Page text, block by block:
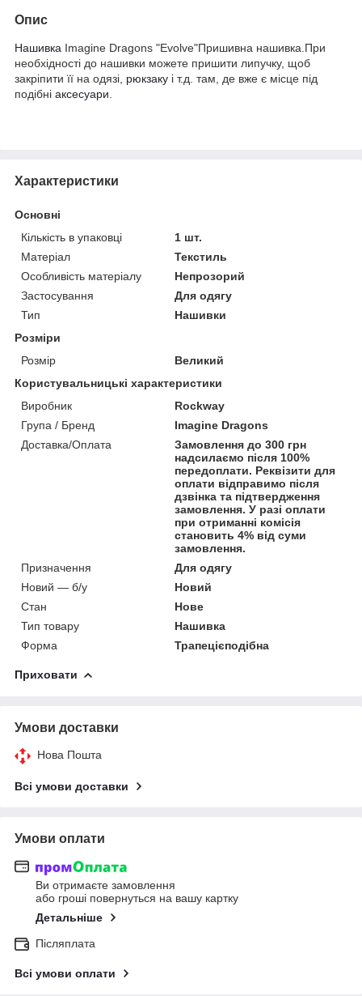
Опис
Нашивка Imagine Dragons "Evolve"Пришивна нашивка.При
необхідності до нашивки можете пришити липучку, щоб
закріпити її на одязі, рюкзаку і т.д. там, де вже є місце під
подібні аксесуари
Характеристики
Основні
Кількість в упаковці
1 шт.
Матеріал
Текстиль
Особливість матеріалу
Непрозорий
Застосування
Для одягу
Тип
Нашивки
Розміри
Розмір
Великий
Користувальницькі характеристики
Виробник
Rockway
Група / Бренд
Imagine Dragons
Доставка/Оплата
Замовлення до 300 грн
надсилаємо після 100%
передоплати. Реквізити для
оплати відправимо після
дзвінка та підтвердження
замовлення. У разі оплати
при отриманні комісія
становить 4% від суми
замовлення.
Призначення
Для одягу
Новий — б/у
Новий
Стан
Нове
Тип товару
Нашивка
Форма
Трапецієподібна
Приховати
Умови доставки
Нова Пошта
Всі умови доставки
Умови оплати
Ви отримаєте замовлення
або гроші повернуться на вашу картку
Детальніше
Післяплата
Всі умови оплати